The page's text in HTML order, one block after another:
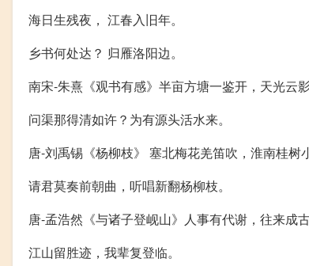
海日生残夜， 江春入旧年。
乡书何处达？ 归雁洛阳边。
南宋-朱熹《观书有感》半亩方塘一鉴开，天光云影
问渠那得清如许？为有源头活水来。
唐-刘禹锡《杨柳枝》 塞北梅花羌笛吹，淮南桂树
请君莫奏前朝曲，听唱新翻杨柳枝。
唐-孟浩然《与诸子登岘山》人事有代谢，往来成古
江山留胜迹，我辈复登临。